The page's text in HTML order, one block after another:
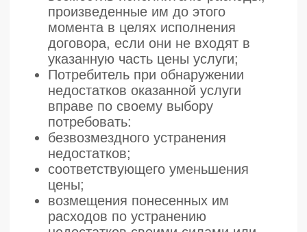
«Моторика Орто»
Название компании: ООО
«Моторика» Орто
ОГРН/ИНН:1247800099172 /
7838126068
Телефон:8 (800) 707-71-97
Режим работы:Пн.-Пт. 9:00 - 18:00
Почтовый адрес:190008, г. Санкт-
петербург, вн. тер. г. муниципальный
округ Коломна, пр-кт Лермонтовский,
д. 17 А, помещение 1-н
Физический адрес:190008, г. Санкт-
петербург, вн. тер. г. муниципальный
округ Коломна, пр-кт Лермонтовский,
д. 17 А, помещение 1-н
Юридический адрес:
Санкт-петербург, вн. тер. г.
муниципальный округ Коломна, пр-кт
Лермонтовский, д. 17 А, помещение 1-